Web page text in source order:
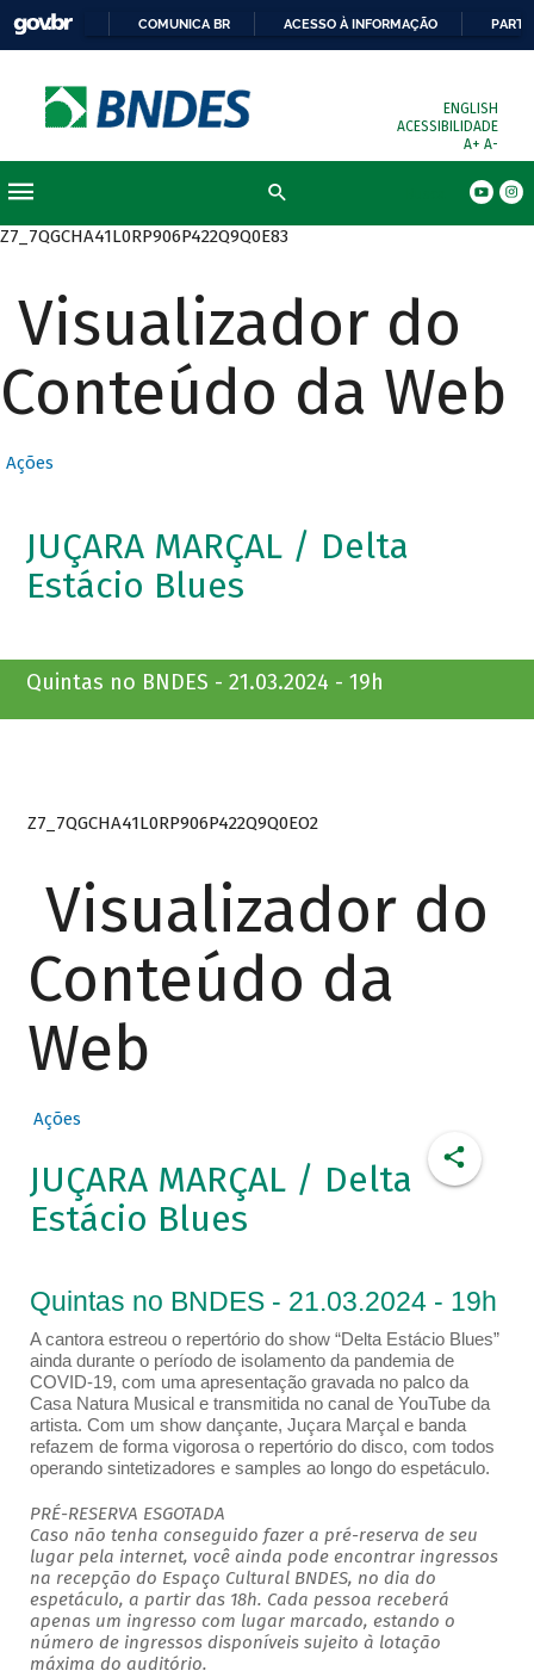
COMUNICA BR ACESSO À INFORMAÇÃO
ENGLISH
ACESSIBILIDADE
A+ A-
Z7_7QGCHA41L0RP906P422Q9Q0E83
Visualizador do
Conteúdo da Web
Ações
JUÇARA MARÇAL / Delta
Estácio Blues
Quintas no BNDES - 21.03.2024 - 19h
Z7_7QGCHA41L0RP906P422Q9Q0EO2
Visualizador do
Conteúdo da
Web
Ações
JUÇARA MARÇAL / Delta
Estácio Blues
Quintas no BNDES - 21.03.2024 - 19h
A cantora estreou o repertório do show “Delta Estácio Blues”
ainda durante o período de isolamento da pandemia de
COVID-19, com uma apresentação gravada no palco da
Casa Natura Musical e transmitida no canal de YouTube da
artista. Com um show dançante, Juçara Marçal e banda
refazem de forma vigorosa o repertório do disco, com todos
operando sintetizadores e samples ao longo do espetáculo.
PRÉ-RESERVA ESGOTADA
Caso não tenha conseguido fazer a pré-reserva de seu
lugar pela internet, você ainda pode encontrar ingressos
na recepção do Espaço Cultural BNDES, no dia do
espetáculo, a partir das 18h. Cada pessoa receberá
apenas um ingresso com lugar marcado, estando o
número de ingressos disponíveis sujeito à lotação
máxima do auditório.